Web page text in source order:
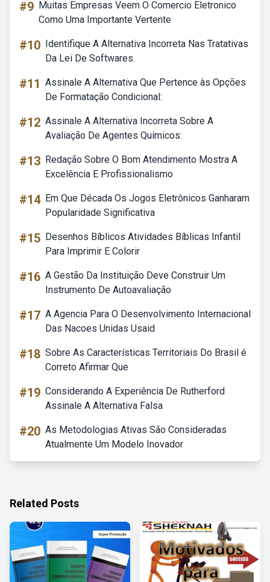
#9 Muitas Empresas Veem O Comercio Eletronico
Como Uma Importante Vertente
#10 Identifique A Alternativa Incorreta Nas Tratativas
Da Lei De Softwares.
#11 Assinale A Alternativa Que Pertence às Opções
De Formatação Condicional:
#12 Assinale A Alternativa Incorreta Sobre A
Avaliação De Agentes Químicos:
#13 Redação Sobre O Bom Atendimento Mostra A
Excelência E Profissionalismo
#14 Em Que Década Os Jogos Eletrônicos Ganharam
Popularidade Significativa
#15 Desenhos Bíblicos Atividades Bíblicas Infantil
Para Imprimir E Colorir
#16 A Gestão Da Instituição Deve Construir Um
Instrumento De Autoavaliação
#17 A Agencia Para O Desenvolvimento Internacional
Das Nacoes Unidas Usaid
#18 Sobre As Características Territoriais Do Brasil é
Correto Afirmar Que
#19 Considerando A Experiência De Rutherford
Assinale A Alternativa Falsa
#20 As Metodologias Ativas São Consideradas
Atualmente Um Modelo Inovador
Related Posts